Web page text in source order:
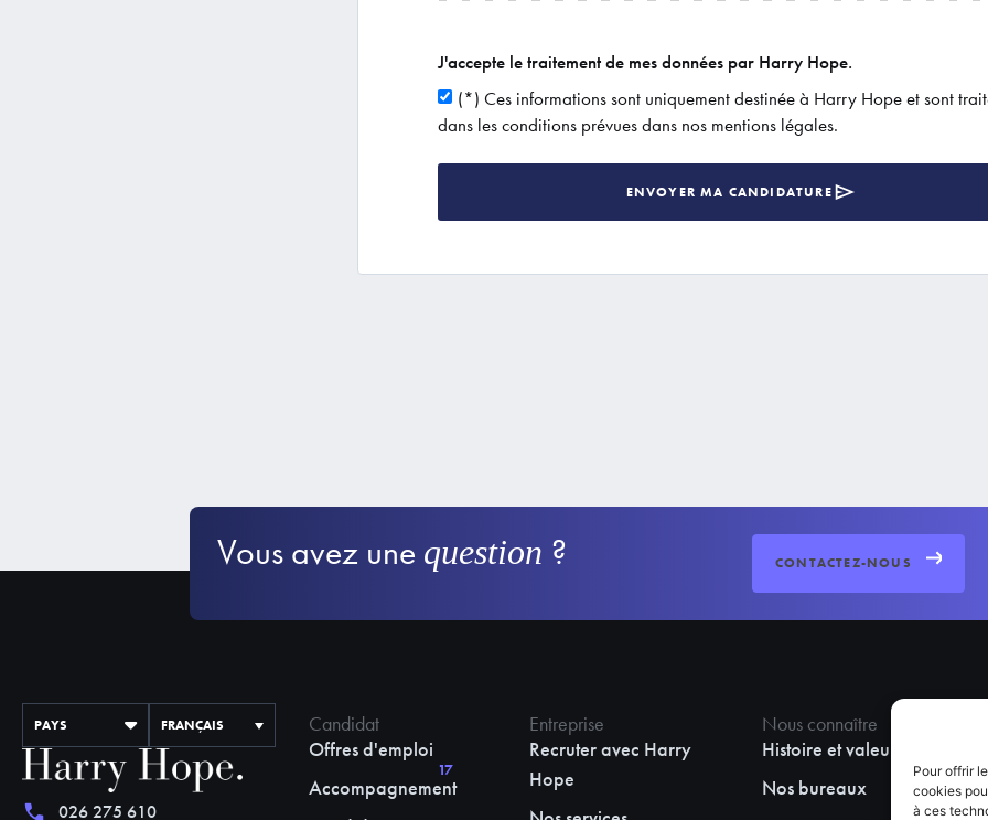
Pour offrir
cookies
à ces
J'accepte le traitement de mes données par Harry Hope.
(*) Ces informations sont uniquement destinée à Harry Hope et sont
dans les conditions prévues dans nos mentions légales.
ENVOYER MA CANDIDATURE
Vous avez une question ? CONTACTEZ-NOUS
PAYS FRANÇAIS
026 275 610
Candidat
Offres d'emploi
Accompagnement
17
Entreprise
Recruter avec Harry
Hope
Nous connaître
Histoire et valeurs
Nos bureaux